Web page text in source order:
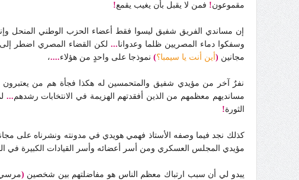
مقموعون! فمن لا يقبل بأن يغيب يقمع!
إن مساندي الفريق شفيق ليسوا فقط أعضاء الحزب الوطني المنحل
وسفكوا دماء المصريين ظلما وعدوانا... لكن القضاء المصري اضطر إلى
مجانين ( أين أنت يا سيمبا؟) نموذجا على واحدٍ من هؤلاء....،
نفرٌ آخر من مؤيدي شفيق والمتحمسين له هكذا فجأة هم من يعتبرون
مسانديهم معظمهم من الذين أفقدتهم الهزيمة في الانتخابات رشدهم...
الثورة!
كذلك نجد فيما وصفه الأستاذ فهمي هويدي في مدونته ونشرناه على
مؤيدي المجلس العسكري ومن أسر أعضائه وأسر القيادات الكبيرة في
يبدو لي أن سبب ارتباك معظم الناس هو مفاضلتهم بين شخصين (